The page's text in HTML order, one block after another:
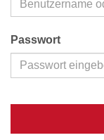
Passwort